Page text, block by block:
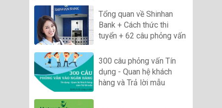
Tổng quan về Shinhan
Bank + Cách thức thi
tuyển + 62 câu phỏng vấn
300 câu phỏng vấn Tín
dụng - Quan hệ khách
hàng và Trả lời mẫu